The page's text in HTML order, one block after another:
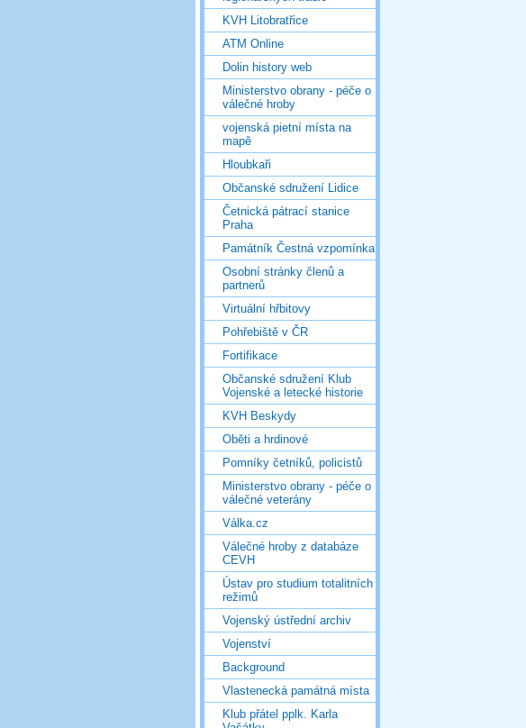
KVH Litobratřice
ATM Online
Dolin history web
Ministerstvo obrany - péče o
válečné hroby
vojenská pietní místa na
mapě
Hloubkaři
Občanské sdružení Lidice
Četnická pátrací stanice
Praha
Památník Čestná vzpomínka
Osobní stránky členů a
partnerů
Virtuální hřbitovy
Pohřebiště v ČR
Fortifikace
Občanské sdružení Klub
Vojenské a letecké historie
KVH Beskydy
Oběti a hrdinové
Pomníky četníků, policistů
Ministerstvo obrany - péče o
válečné veterány
Válka.cz
Válečné hroby z databáze
CEVH
Ústav pro studium totalitních
režimů
Vojenský ústřední archiv
Vojenství
Background
Vlastenecká památná místa
Klub přátel pplk. Karla